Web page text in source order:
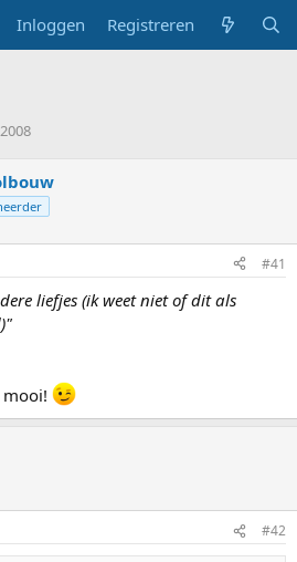
Inloggen Registreren
#41
liefjes (ik weet niet of dit als
#42